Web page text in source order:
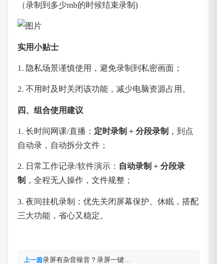
（录制到多少mb的时候结束录制)
实用小贴士
1. 隐私场景谨慎使用，避免录制到私密画面；
2. 不用时及时关闭该功能，减少电脑资源占用。
四、组合使用建议
1. 长时间网课/直播： 定时录制 + 分段录制 ，到点
自动录，自动拆分文件；
2. 日常工作记录/软件演示： 自动录制 + 分段录
制 ，全程无人操作，文件规整；
3. 夜间挂机录制：优先关闭屏幕保护、休眠，搭配
三大功能，省心又稳定。
上一篇录屏有杂音噪音？录屏一键…